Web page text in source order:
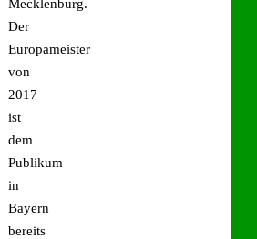
Mecklenburg.
Der
Europameister
von
2017
ist
dem
Publikum
in
Bayern
bereits